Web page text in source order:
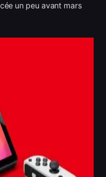
un peu avant mars